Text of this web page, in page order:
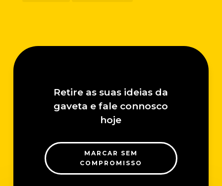
Retire as suas ideias da
gaveta e fale connosco
hoje
MARCAR SEM
COMPROMISSO